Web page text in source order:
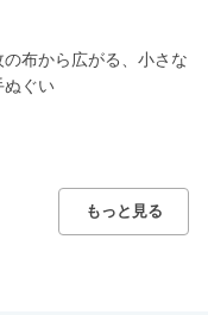
の布から広がる、小さな
ぬぐい
もっと見る